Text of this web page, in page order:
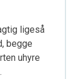
ligeså
begge
uhyre